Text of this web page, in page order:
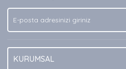
Ürün fiyatı diğer sitelerden daha
Bu ürüne benzer farklı alternatifler
KURUMSAL